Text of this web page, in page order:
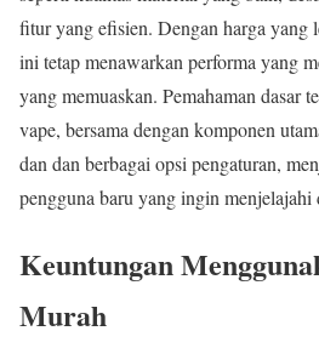
fitur yang efisien. Dengan harga yang
ini tetap menawarkan performa yang
yang memuaskan. Pemahaman dasar
vape, bersama dengan komponen
dan dan berbagai opsi pengaturan,
pengguna baru yang ingin menjelajahi
Keuntungan
Murah